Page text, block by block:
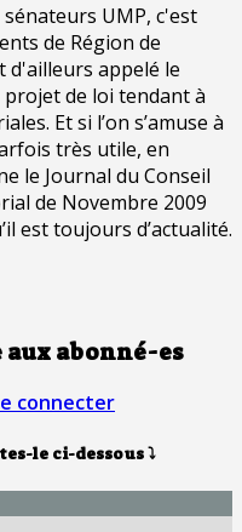
UMP, c'est
de Région de
d'ailleurs appelé le
de loi tendant à
Et si l’on s’amuse à
très utile, en
le Journal du Conseil
de Novembre 2009
est toujours d’actualité.
aux abonné-es
connecter
le ci-dessous⤵